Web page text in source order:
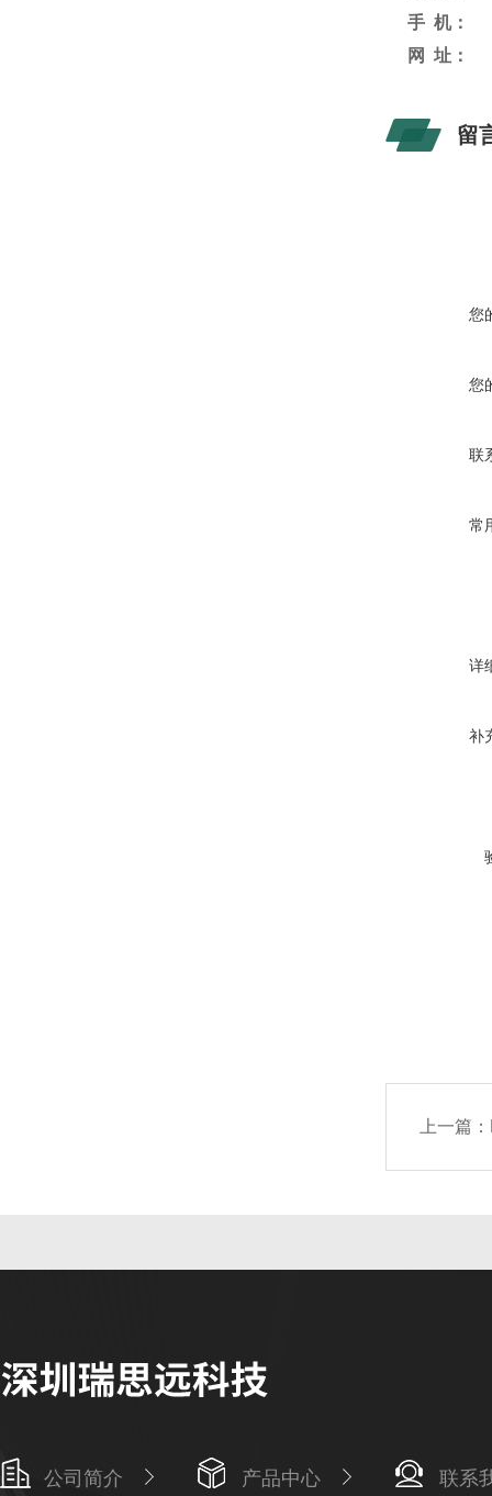
手 机：
网
址：
留
您
您
联
常
详
补
上一篇：
公司简介 产品中心 联系